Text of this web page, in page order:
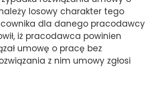
losowy charakter tego
dla danego pracodawcy
iż pracodawca powinien
umowę o pracę bez
z nim umowy zgłosi